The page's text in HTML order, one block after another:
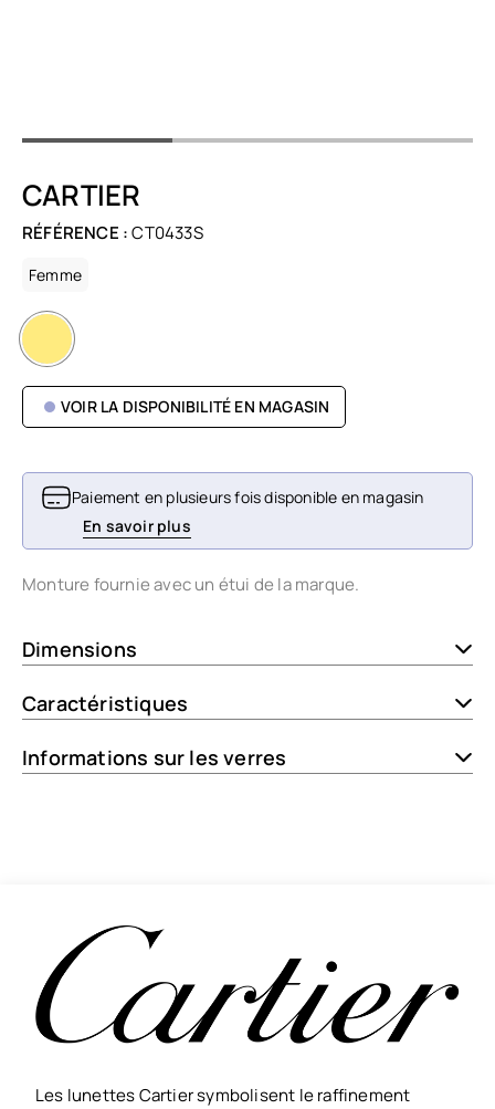
CARTIER
RÉFÉRENCE :CT0433S
Femme
VOIR LA DISPONIBILITÉ EN MAGASIN
Paiement en plusieurs fois disponible en magasin
En savoir plus
Monture fournie avec un étui de la marque.
Dimensions
Caractéristiques
Informations sur les verres
Les lunettes Cartier symbolisent le raffinement